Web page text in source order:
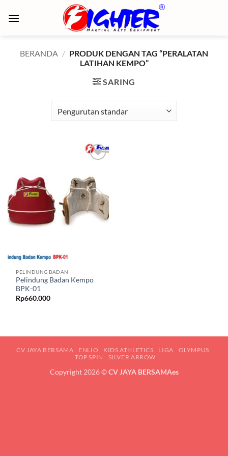
BERANDA / PRODUK DENGAN TAG “PERALATAN
LATIHAN KEMPO”
SARING
PELINDUNG BADAN
Pelindung Badan Kempo
BPK-01
Rp660.000
CV JAYA BERSAMA ENLIO KIDS ATHLETICS LIGA
OLYMPUS
TOP SPIN
SILVER ARROW
Copyright 2026 ©CV JAYA BERSAMAes